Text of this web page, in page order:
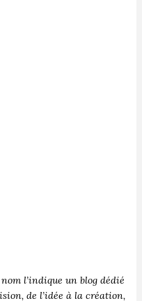
l’indique un blog dédié
de l’idée à la création,